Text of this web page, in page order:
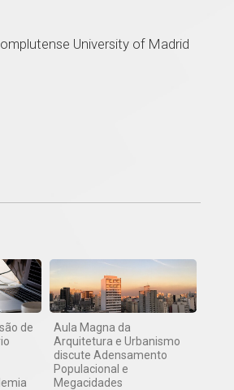
University of Madrid
de
Aula Magna da
Arquitetura e Urbanismo
discute Adensamento
Populacional e
Megacidades